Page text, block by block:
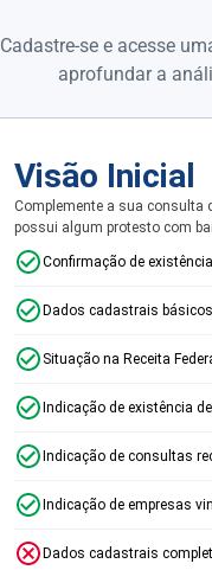
Cadastre-se e acesse
aprofundar a
Visão Inicial
Complemente a sua consulta
possui algum protesto com
Confirmação de
Dados cadastrais básicos
Situação na Receita
Indicação de existência
Indicação de consultas
Indicação de empresas
Dados cadastrais